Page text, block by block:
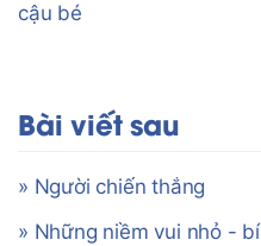
cậu bé
Bài viết sau
» Người chiến thắng
» Những niềm vui nhỏ -